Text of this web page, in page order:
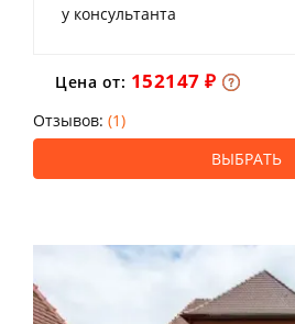
у консультанта
Цена от: 152147 ₽
Отзывов: (1)
ВЫБРАТЬ